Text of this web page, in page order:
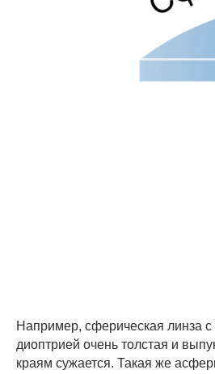
Например, сферическая линза
диоптрией очень толстая и
краям сужается. Такая же